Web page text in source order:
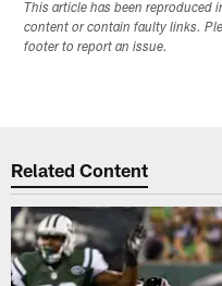
This article has been reproduced
content or contain faulty links.
footer to report an issue.
Related Content